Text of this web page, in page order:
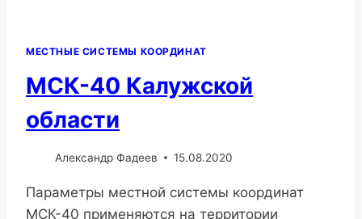
МЕСТНЫЕ СИСТЕМЫ КООРДИНАТ
МСК-40 Калужской
области
Александр Фадеев 15.08.2020
Параметры местной системы координат
МСК-40 применяются на территории